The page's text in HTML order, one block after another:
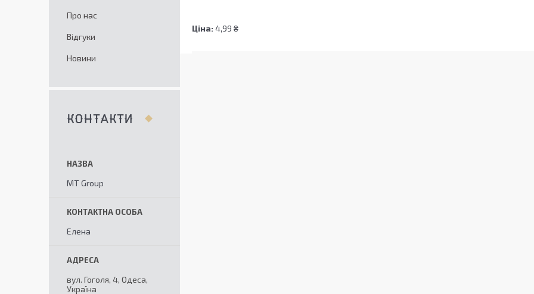
Ціна: 4,99 ₴
Про нас
Відгуки
Новини
КОНТАКТИ
MT Group
Елена
вул. Гоголя, 4, Одеса,
Україна